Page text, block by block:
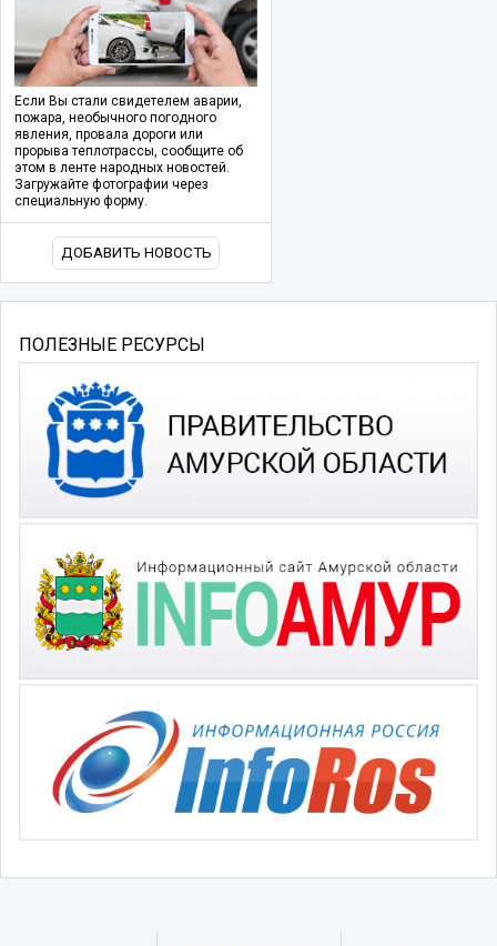
Если Вы стали свидетелем аварии,
пожара, необычного погодного
явления, провала дороги или
прорыва теплотрассы, сообщите об
этом в ленте народных новостей.
Загружайте фотографии через
специальную форму.
ДОБАВИТЬ НОВОСТЬ
ПОЛЕЗНЫЕ РЕСУРСЫ